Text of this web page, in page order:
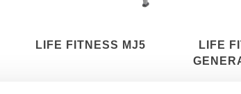
LIFE FITNESS MJ5
LIFE